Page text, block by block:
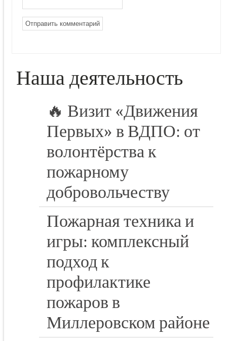
Наша деятельность
🔥 Визит «Движения
Первых» в ВДПО: от
волонтёрства к
пожарному
добровольчеству
Пожарная техника и
игры: комплексный
подход к
профилактике
пожаров в
Миллеровском районе